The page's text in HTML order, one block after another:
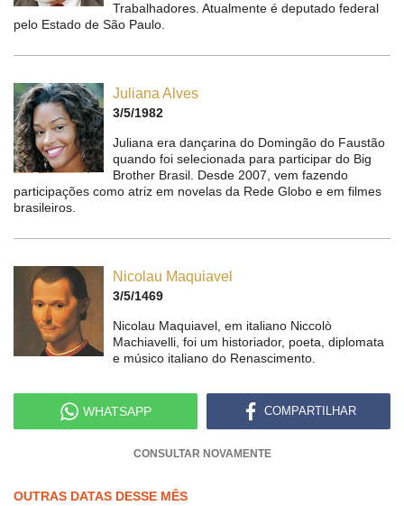
Trabalhadores. Atualmente é deputado federal
pelo Estado de São Paulo.
Juliana Alves
3/5/1982
Juliana era dançarina do Domingão do Faustão
quando foi selecionada para participar do Big
Brother Brasil. Desde 2007, vem fazendo
participações como atriz em novelas da Rede Globo e em filmes
brasileiros.
Nicolau Maquiavel
3/5/1469
Nicolau Maquiavel, em italiano Niccolò
Machiavelli, foi um historiador, poeta, diplomata
e músico italiano do Renascimento.
WHATSAPP COMPARTILHAR
CONSULTAR NOVAMENTE
OUTRAS DATAS DESSE MÊS